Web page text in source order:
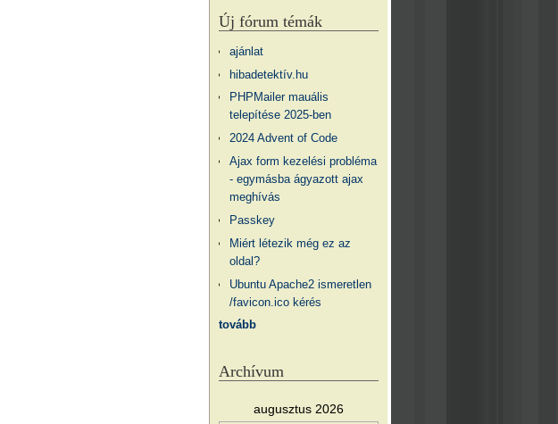
Új fórum témák
ajánlat
hibadetektív.hu
PHPMailer mauális
telepítése 2025-ben
2024 Advent of Code
Ajax form kezelési probléma
- egymásba ágyazott ajax
meghívás
Passkey
Miért létezik még ez az
oldal?
Ubuntu Apache2 ismeretlen
/favicon.ico kérés
tovább
Archívum
augusztus 2026